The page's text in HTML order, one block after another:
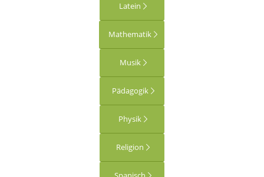
Latein
Mathematik
Musik
Pädagogik
Physik
Religion